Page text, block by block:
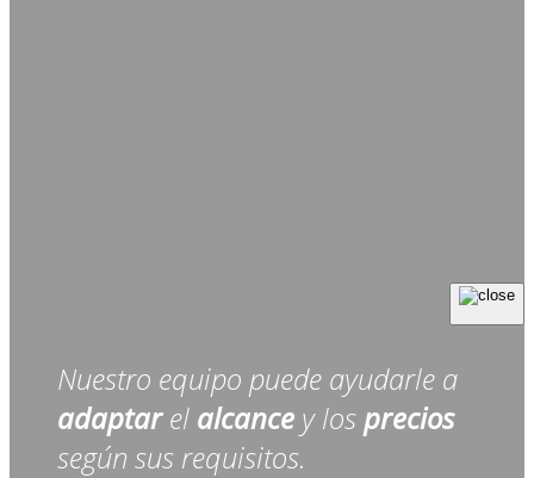
Nuestro equipo puede ayudarle a
adaptarel alcance y losprecios
según sus requisitos.